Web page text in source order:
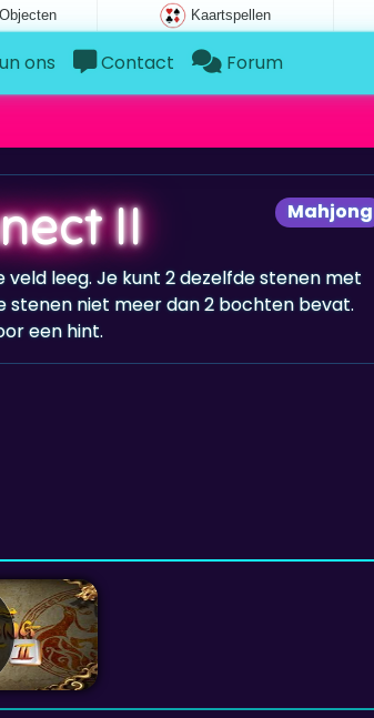
Kaartspellen
ons Contact Forum
Mahjong
II
leeg. Je kunt 2 dezelfde stenen met
stenen niet meer dan 2 bochten bevat.
een hint.